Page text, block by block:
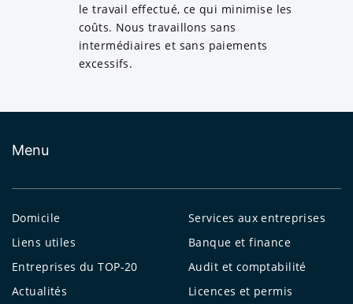
le travail effectué, ce qui minimise les
coûts. Nous travaillons sans
intermédiaires et sans paiements
excessifs.
Menu
Domicile
Liens utiles
Entreprises du TOP-20
Actualités
Services aux entreprises
Banque et finance
Audit et comptabilité
Licences et permis